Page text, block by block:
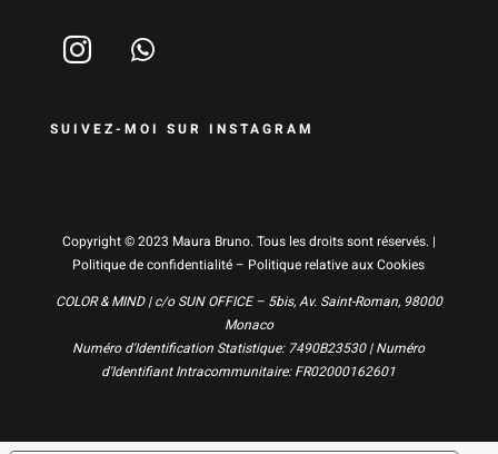
SUIVEZ-MOI SUR INSTAGRAM
Copyright © 2023 Maura Bruno. Tous les droits sont réservés. |
Politique de confidentialité– Politique relative aux Cookies
COLOR & MIND | c/o SUN OFFICE – 5bis, Av. Saint-Roman, 98000
Monaco
Numéro d'Identification Statistique: 7490B23530 | Numéro
d'Identifiant Intracommunitaire: FR02000162601